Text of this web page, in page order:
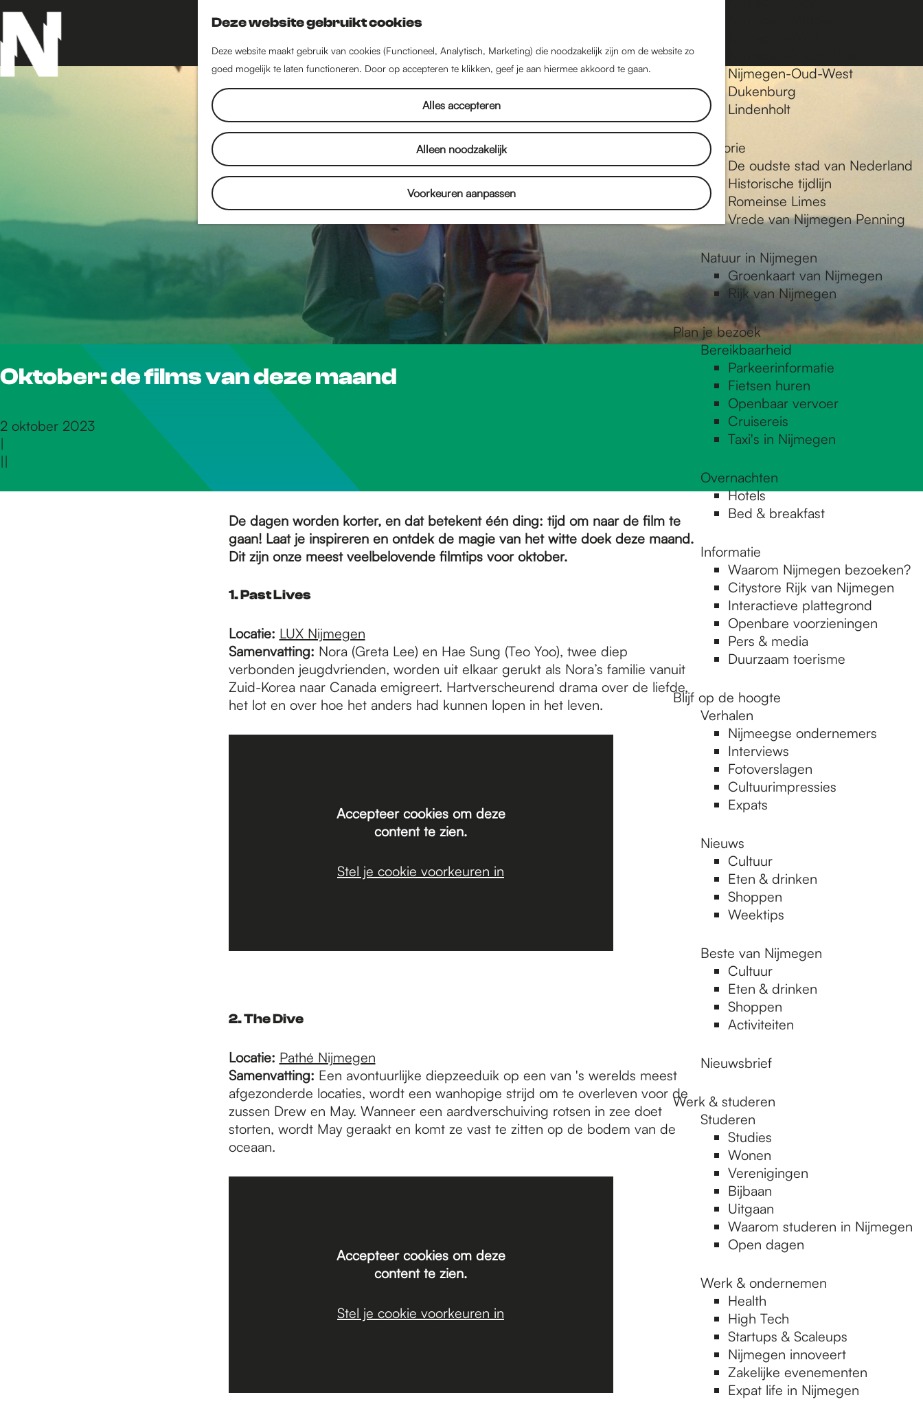
Deze website gebruikt cookies
Deze website maakt gebruik van cookies (Functioneel, Analytisch, Marketing) die noodzakelijk zijn om de website zo
goed mogelijk te laten functioneren. Door op accepteren te klikken, geef je aan hiermee akkoord te gaan.
Alles accepteren
Alleen noodzakelijk
Voorkeuren aanpassen
o
e
k
n
a
a
r
M
n
Nijmegen-Oud-West
Dukenburg
Lindenholt
Historie
De oudste stad van Nederland
Historische tijdlijn
Romeinse Limes
Vrede van Nijmegen Penning
Natuur in Nijmegen
Groenkaart van Nijmegen
Rijk van Nijmegen
Plan je bezoek
Bereikbaarheid
Parkeerinformatie
Fietsen huren
Openbaar vervoer
Cruisereis
Taxi's in Nijmegen
Overnachten
Hotels
Bed & breakfast
Informatie
Waarom Nijmegen bezoeken?
Citystore Rijk van Nijmegen
Interactieve plattegrond
Openbare voorzieningen
Pers & media
Duurzaam toerisme
Blijf op de hoogte
Verhalen
Nijmeegse ondernemers
Interviews
Fotoverslagen
Cultuurimpressies
Expats
Nieuws
Cultuur
Eten & drinken
Shoppen
Weektips
Beste van Nijmegen
Cultuur
Eten & drinken
Shoppen
Activiteiten
Nieuwsbrief
Werk & studeren
Studeren
Studies
Wonen
Verenigingen
Bijbaan
Uitgaan
Waarom studeren in Nijmegen
Open dagen
Werk & ondernemen
Health
High Tech
Startups & Scaleups
Nijmegen innoveert
Zakelijke evenementen
Expat life in Nijmegen
Oktober: de films van deze maand
2 oktober 2023
|
||
De dagen worden korter, en dat betekent één ding: tijd om naar de film te
gaan! Laat je inspireren en ontdek de magie van het witte doek deze maand.
Dit zijn onze meest veelbelovende filmtips voor oktober.
1. Past Lives
Locatie: LUX Nijmegen
Samenvatting: Nora (Greta Lee) en Hae Sung (Teo Yoo), twee diep
verbonden jeugdvrienden, worden uit elkaar gerukt als Nora’s familie vanuit
Zuid-Korea naar Canada emigreert. Hartverscheurend drama over de liefde,
het lot en over hoe het anders had kunnen lopen in het leven.
Accepteer cookies om deze
content te zien.
Stel je cookie voorkeuren in
2. The Dive
Locatie: Pathé Nijmegen
Samenvatting: Een avontuurlijke diepzeeduik op een van 's werelds meest
afgezonderde locaties, wordt een wanhopige strijd om te overleven voor de
zussen Drew en May. Wanneer een aardverschuiving rotsen in zee doet
storten, wordt May geraakt en komt ze vast te zitten op de bodem van de
oceaan.
Accepteer cookies om deze
content te zien.
Stel je cookie voorkeuren in